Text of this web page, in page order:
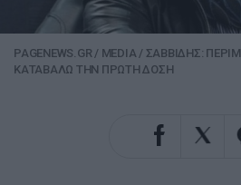
PAGENEWS.GR/ ΜEDIA/ ΣΑΒΒΙΔΗΣ:
ΚΑΤΑΒΑΛΩ ΤΗΝ ΠΡΩΤΗ ΔΟΣΗ